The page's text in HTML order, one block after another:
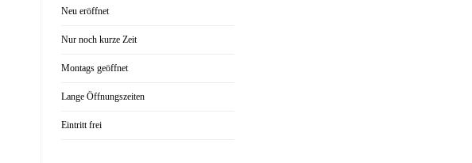
Neu eröffnet
Nur noch kurze Zeit
Montags geöffnet
Lange Öffnungszeiten
Eintritt frei